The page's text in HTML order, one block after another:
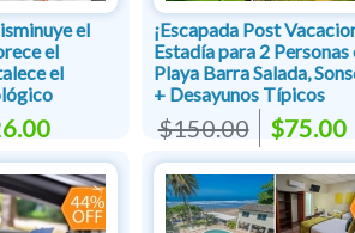
el
el
el
¡Escapada Post
Estadía para 2 Personas
Playa Barra Salada,
+ Desayunos Típicos
$150.00 $75.00